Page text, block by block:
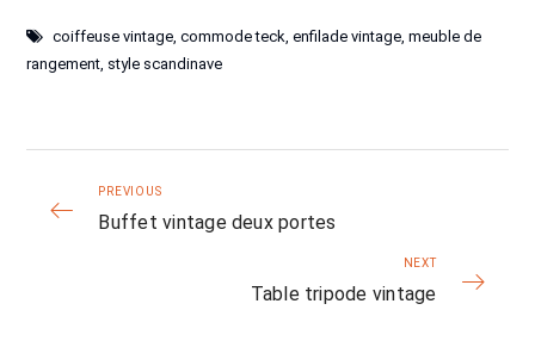
coiffeuse vintage,commode teck,enfilade vintage,meuble de
rangement, style scandinave
PREVIOUS
Buffet vintage deux portes
NEXT
Table tripode vintage